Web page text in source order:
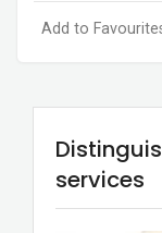
Add to
services